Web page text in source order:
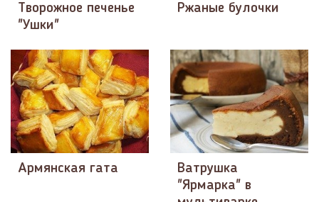
Творожное печенье
"Ушки"
Ржаные булочки
Армянская гата
Ватрушка
"Ярмарка" в